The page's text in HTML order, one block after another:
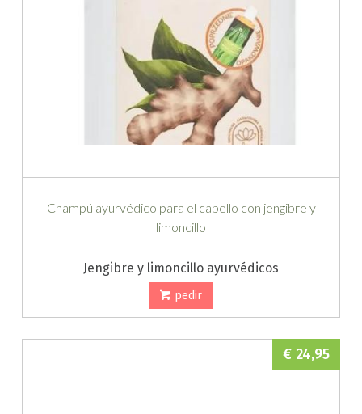
Champú ayurvédico para el cabello con jengibre y
limoncillo
Jengibre y limoncillo ayurvédicos
pedir
€ 24,95